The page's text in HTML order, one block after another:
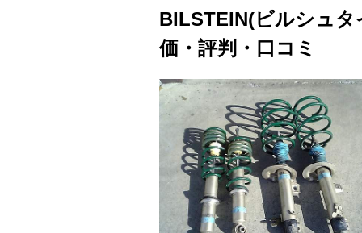
BILSTEIN(ビルシュ
価・評判・口コミ